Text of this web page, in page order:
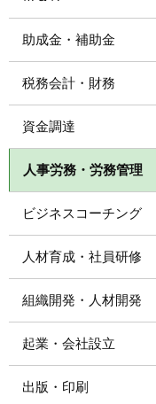
助成金・補助金
税務会計・財務
資金調達
人事労務・労務管理
ビジネスコーチング
人材育成・社員研修
組織開発・人材開発
起業・会社設立
出版・印刷